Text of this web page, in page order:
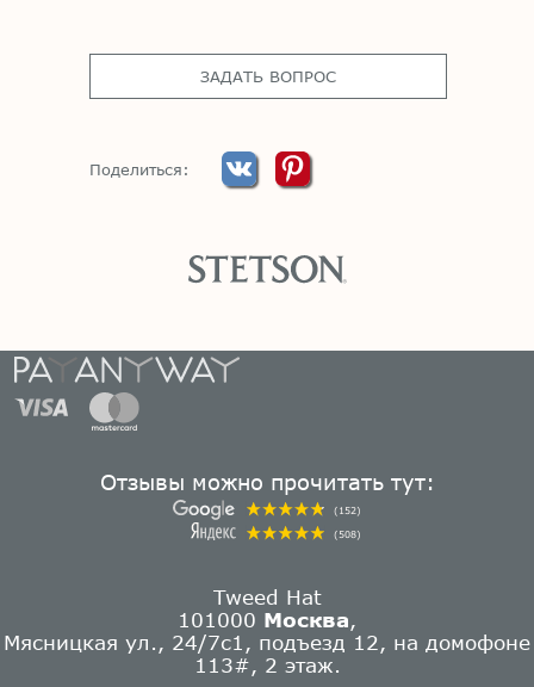
ЗАДАТЬ ВОПРОС
Поделиться:
Отзывы можно прочитать тут:
(152)
(508)
Tweed Hat
101000 Москва
Мясницкая ул., 24/7с1, подъезд 12, на домофоне
113#, 2 этаж.